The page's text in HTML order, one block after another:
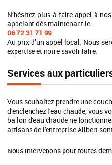
N’hésitez plus à faire appel à
appelant dès maintenant le
06 72 31 71 99
Au prix d’un appel local. Nous
expertise et notre savoir faire.
Services aux
Vous souhaitez prendre une
d'enclenchez l'eau chaude, vous
ballon d'eau chaude ne
artisans de l'entreprise Alibert
Nous intervenons pour toutes